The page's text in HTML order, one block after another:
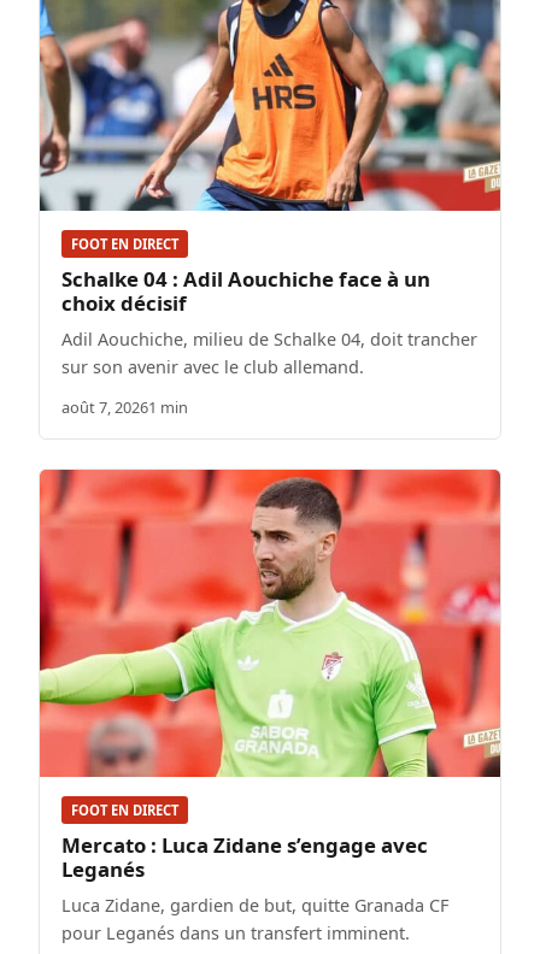
FOOT EN DIRECT
Schalke 04 : Adil Aouchiche face à un
choix décisif
Adil Aouchiche, milieu de Schalke 04, doit trancher
sur son avenir avec le club allemand.
août 7, 20261 min
FOOT EN DIRECT
Mercato : Luca Zidane s’engage avec
Leganés
Luca Zidane, gardien de but, quitte Granada CF
pour Leganés dans un transfert imminent.